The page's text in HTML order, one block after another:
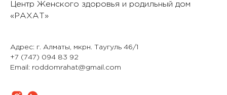
Центр Женского здоровья и родильный дом
«РАХАТ»
Адрес: г. Алматы, мкрн. Таугуль 46/1
+7 (747) 094 83 92
Email: roddomrahat@gmail.com